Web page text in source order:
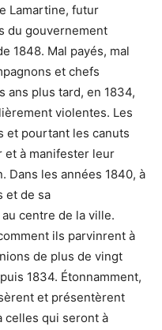
Lamartine, futur
du gouvernement
1848. Mal payés, mal
et chefs
ans plus tard, en 1834,
violentes. Les
et pourtant les canuts
et à manifester leur
Dans les années 1840, à
et de sa
centre de la ville.
ils parvinrent à
de plus de vingt
1834. Étonnamment,
et présentèrent
celles qui seront à